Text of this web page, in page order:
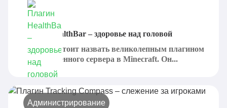
Плагин HealthBar – здоровье над головой
HealthBar стоит назвать великолепным плагином
для собственного сервера в Minecraft. Он...
Администрирование